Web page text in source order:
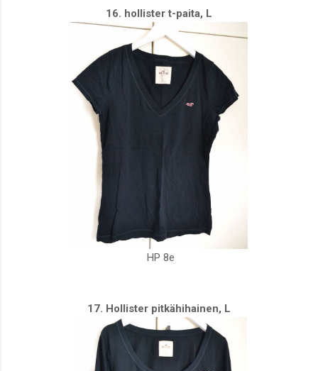
16. hollister t-paita, L
HP 8e
17. Hollister pitkähihainen, L